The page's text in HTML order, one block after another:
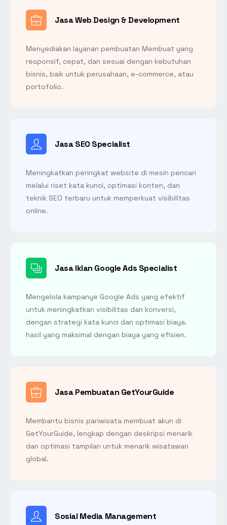
Jasa Web Design & Development
Menyediakan layanan pembuatan Membuat yang
responsif, cepat, dan sesuai dengan kebutuhan
bisnis, baik untuk perusahaan, e-commerce, atau
portofolio.
Jasa SEO Specialist
Meningkatkan peringkat website di mesin pencari
melalui riset kata kunci, optimasi konten, dan
teknik SEO terbaru untuk memperkuat visibilitas
online.
Jasa Iklan Google Ads Specialist
Mengelola kampanye Google Ads yang efektif
untuk meningkatkan visibilitas dan konversi,
dengan strategi kata kunci dan optimasi biaya.
hasil yang maksimal dengan biaya yang efisien.
Jasa Pembuatan GetYourGuide
Membantu bisnis pariwisata membuat akun di
GetYourGuide, lengkap dengan deskripsi menarik
dan optimasi tampilan untuk menarik wisatawan
global.
Sosial Media Management